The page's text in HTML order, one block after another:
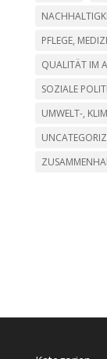
PFLEGE,
QUALITÄT IM
SOZIALE
UMWELT-,